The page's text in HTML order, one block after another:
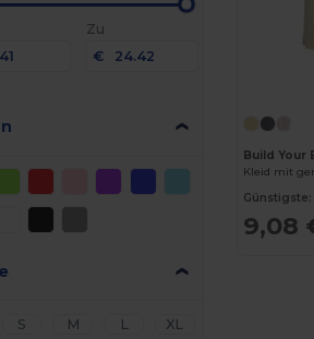
Zu
€
S M L
XL
Build Your
Kleid mit
Günstigste:
9,08